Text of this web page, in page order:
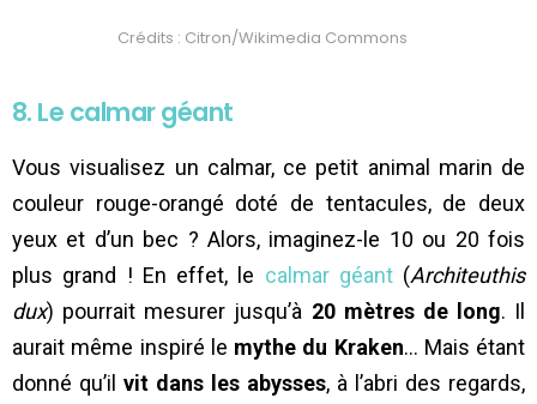
Crédits : Citron/Wikimedia Commons
8. Le calmar géant
Vous visualisez un calmar, ce petit animal marin de
couleur rouge-orangé doté de tentacules, de deux
yeux et d’un bec ? Alors, imaginez-le 10 ou 20 fois
plus grand ! En effet, le calmar géant(Architeuthis
dux) pourrait mesurer jusqu’à 20 mètres de long. Il
aurait même inspiré le mythe du Kraken… Mais étant
donné qu’il vit dans les abysses, à l’abri des regards,